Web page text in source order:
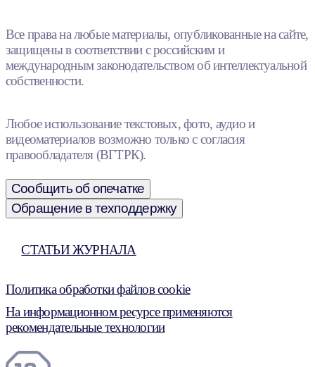
Все права на любые материалы, опубликованные на сайте,
защищены в соответствии с российским и
международным законодательством об интеллектуальной
собственности.
Любое использование текстовых, фото, аудио и
видеоматериалов возможно только с согласия
правообладателя (ВГТРК).
Сообщить об опечатке
Обращение в техподдержку
СТАТЬИ ЖУРНАЛА
Политика обработки файлов cookie
На информационном ресурсе применяются
рекомендательные технологии